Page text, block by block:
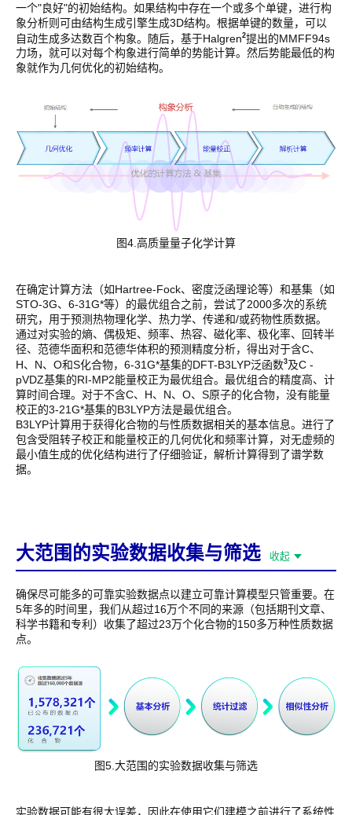
一个"良好"的初始结构。如果结构中存在一个或多个单键，进行构
象分析则可由结构生成引擎生成3D结构。根据单键的数量，可以
自动生成多达数百个构象。随后，基于Halgren2提出的MMFF94s
力场，就可以对每个构象进行简单的势能计算。然后势能最低的构
象就作为几何优化的初始结构。
图4.高质量量子化学计算
在确定计算方法（如Hartree-Fock、密度泛函理论等）和基集（如
STO-3G、6-31G*等）的最优组合之前，尝试了2000多次的系统
研究，用于预测热物理化学、热力学、传递和/或药物性质数据。
通过对实验的熵、偶极矩、频率、热容、磁化率、极化率、回转半
径、范德华面积和范德华体积的预测精度分析，得出对于含C、
H、N、O和S化合物，6-31G*基集的DFT-B3LYP泛函数3及C -
pVDZ基集的RI-MP2能量校正为最优组合。最优组合的精度高、计
算时间合理。对于不含C、H、N、O、S原子的化合物，没有能量
校正的3-21G*基集的B3LYP方法是最优组合。
B3LYP计算用于获得化合物的与性质数据相关的基本信息。进行了
包含受阻转子校正和能量校正的几何优化和频率计算，对无虚频的
最小值生成的优化结构进行了仔细验证，解析计算得到了谱学数
据。
大范围的实验数据收集与筛选 收起
确保尽可能多的可靠实验数据点以建立可靠计算模型只管重要。在
5年多的时间里，我们从超过16万个不同的来源（包括期刊文章、
科学书籍和专利）收集了超过23万个化合物的150多万种性质数据
点。
图5.大范围的实验数据收集与筛选
实验数据可能有很大误差，因此在使用它们建模之前进行了系统性